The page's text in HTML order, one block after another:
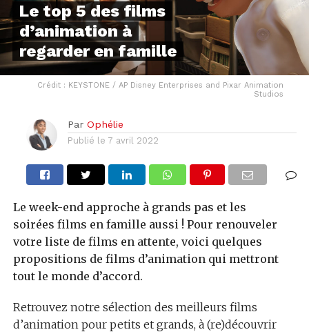
Le top 5 des films
d’animation à
regarder en famille
Crédit : KEYSTONE / AP Disney Enterprises and Pixar Animation
Studios
Par Ophélie
Publié le 7 avril 2022
Le week-end approche à grands pas et les
soirées films en famille aussi ! Pour renouveler
votre liste de films en attente, voici quelques
propositions de films d’animation qui mettront
tout le monde d’accord.
Retrouvez notre sélection des meilleurs films
d’animation pour petits et grands, à (re)découvrir